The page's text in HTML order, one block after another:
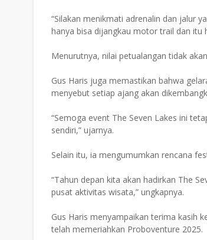
“Silakan menikmati adrenalin dan jalur
hanya bisa dijangkau motor trail dan itu
Menurutnya, nilai petualangan tidak
Gus Haris juga memastikan bahwa
menyebut setiap ajang akan
“Semoga event The Seven Lakes ini
sendiri,” ujarnya.
Selain itu, ia mengumumkan rencana
“Tahun depan kita akan hadirkan The
pusat aktivitas wisata,” ungkapnya.
Gus Haris menyampaikan terima kasih
telah memeriahkan Proboventure 2025.